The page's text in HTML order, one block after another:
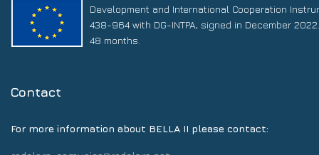
Development and International Cooperation
438-964 with DG-INTPA, signed in December
48 months.
Contact
For more information about BELLA II please contact: